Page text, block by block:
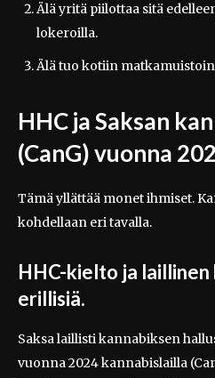
Älä yritä piilottaa sitä
lokeroilla.
Älä tuo kotiin
HHC ja Saksan
(CanG) vuonna
Tämä yllättää monet ihmiset.
kohdellaan eri tavalla.
HHC-kielto ja laillinen
erillisiä.
Saksa laillisti kannabiksen
vuonna 2024 kannabislailla